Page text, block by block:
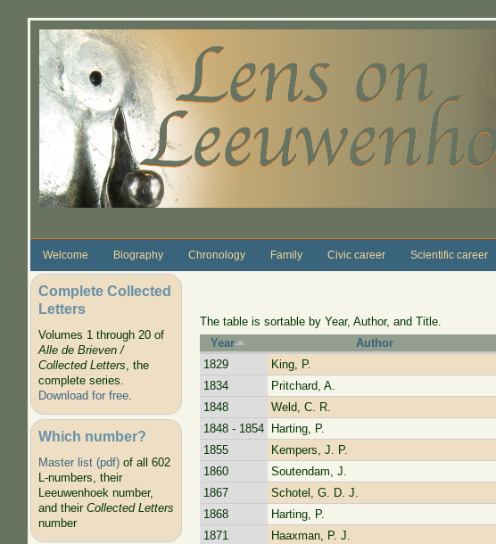
Welcome Biography Chronology Family Civic career Scientific career
Complete Collected
Letters
Volumes 1 through 20 of
Alle de Brieven /
Collected Letters, the
complete series.
Download for free.
Which number?
Master list (pdf)of all 602
L-numbers, their
Leeuwenhoek number,
and their Collected Letters
number
The table is sortable by Year, Author, and Title.
Year
Author
1829
King, P.
1834
Pritchard, A.
1848
Weld, C. R.
1848 - 1854
Harting, P.
1855
Kempers, J. P.
1860
Soutendam, J.
1867
Schotel, G. D. J.
1868
Harting, P.
1871
Haaxman, P. J.